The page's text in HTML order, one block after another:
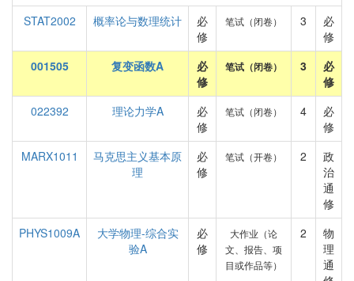
STAT2002 概率论与数理统计
必
修
笔试（闭卷） 3
必
修
001505
复变函数A
必
修
笔试（闭卷） 3
必
修
022392
理论力学A
必
修
笔试（闭卷） 4
必
修
MARX1011
马克思主义基本原
理
必
修
笔试（开卷） 2
政
治
通
修
PHYS1009A
大学物理-综合实
验A
必
修
大作业（论
文、报告、项
目或作品等）
2
物
理
通